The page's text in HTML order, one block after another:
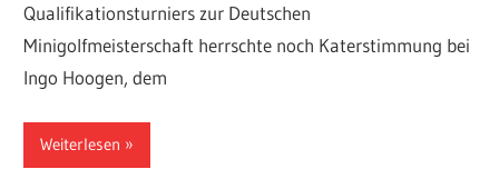
Qualifikationsturniers zur Deutschen
Minigolfmeisterschaft herrschte noch Katerstimmung bei
Ingo Hoogen, dem
Weiterlesen